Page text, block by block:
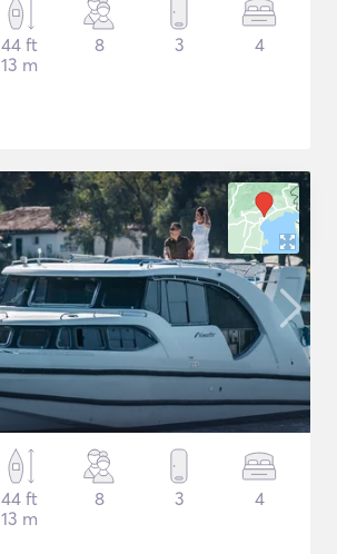
44 ft
13 m
8 3 4
44 ft
13 m
8 3 4